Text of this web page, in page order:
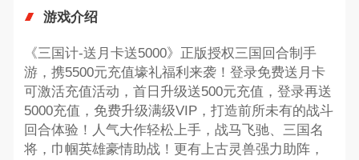
游戏介绍
《三国计-送月卡送5000》正版授权三国回合制手
游，携5500元充值壕礼福利来袭！登录免费送月卡
可激活充值活动，首日升级送500元充值，登录再送
5000充值，免费升级满级VIP，打造前所未有的战斗
回合体验！人气大作轻松上手，战马飞驰、三国名
将，巾帼英雄豪情助战！更有上古灵兽强力助阵，